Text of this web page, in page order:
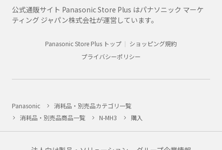
公式通販サイト Panasonic Store Plus はパナソニック マーケ
ティング ジャパン株式会社が運営しています。
Panasonic Store Plus トップ
ショッピング規約
プライバシーポリシー
Panasonic
消耗品・別売品カテゴリ一覧
消耗品・別売品商品一覧
N-MH3 購入